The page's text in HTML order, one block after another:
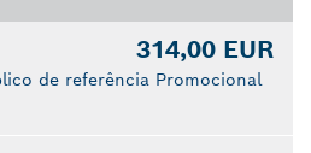
314,00 EUR
de referência Promocional